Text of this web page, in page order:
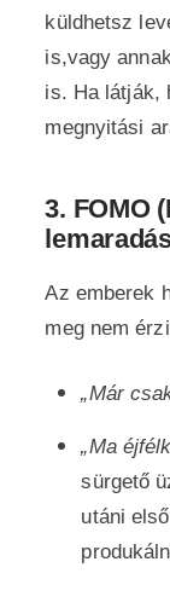
küldhetsz
is,vagy
is. Ha látják,
megnyitási
3. FOMO
Az emberek
meg nem
„Már
„Ma
sürgető
utáni